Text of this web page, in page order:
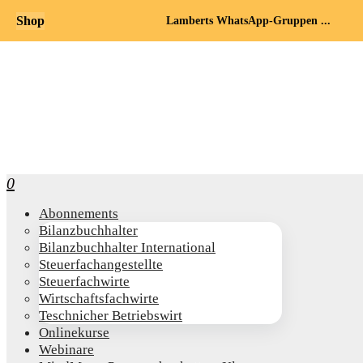
0
Abon­ne­ments
Bilanz­buch­hal­ter
Bilanz­buch­hal­ter International
Steu­er­fach­an­ge­stell­te
Steu­er­fach­wir­te
Wirt­schafts­fach­wir­te
Teschni­cher Betriebswirt
Online­kur­se
Web­i­na­re
Shop Lamberts WhatsApp-Gruppen ...